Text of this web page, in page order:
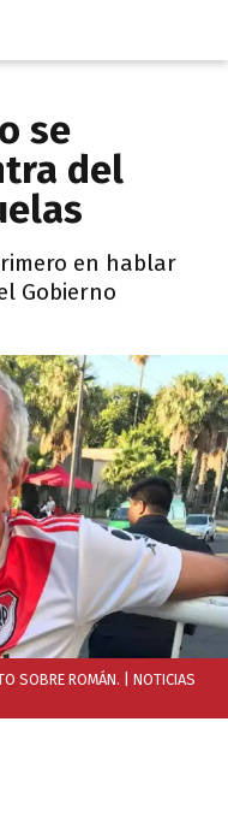
se
del
en hablar
Gobierno
SOBRE ROMÁN. | NOTICIAS